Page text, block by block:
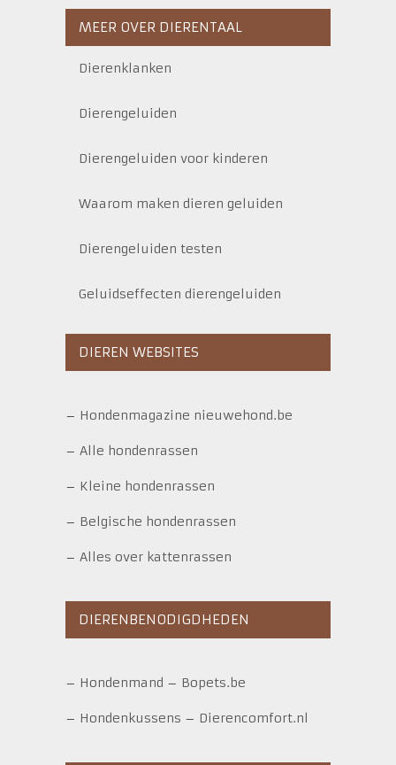
MEER OVER DIERENTAAL
Dierenklanken
Dierengeluiden
Dierengeluiden voor kinderen
Waarom maken dieren geluiden
Dierengeluiden testen
Geluidseffecten dierengeluiden
DIEREN WEBSITES
– Hondenmagazine nieuwehond.be
– Alle hondenrassen
– Kleine hondenrassen
– Belgische hondenrassen
– Alles over kattenrassen
DIERENBENODIGDHEDEN
– Hondenmand – Bopets.be
– Hondenkussens – Dierencomfort.nl